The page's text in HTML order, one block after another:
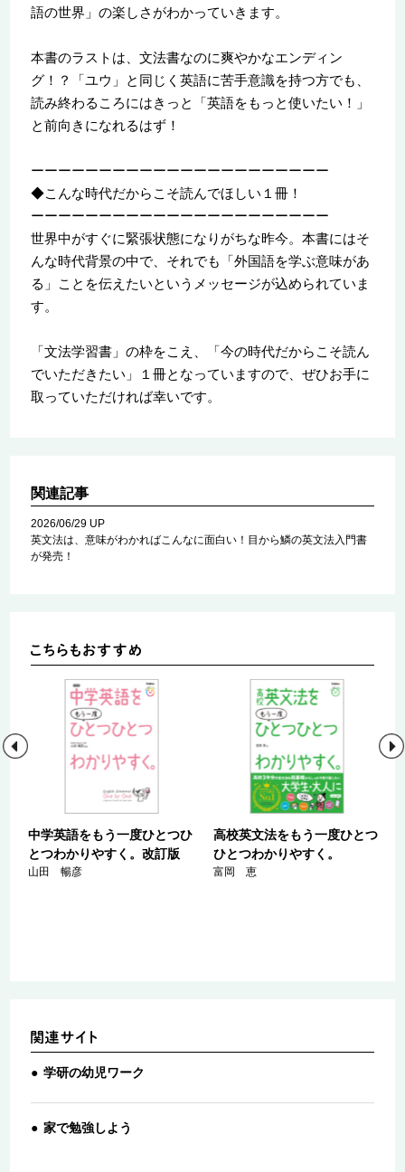
語の世界」の楽しさがわかっていきます。
本書のラストは、文法書なのに爽やかなエンディン
グ！？「ユウ」と同じく英語に苦手意識を持つ方でも、
読み終わるころにはきっと「英語をもっと使いたい！」
と前向きになれるはず！
ーーーーーーーーーーーーーーーーーーーーーー
◆こんな時代だからこそ読んでほしい１冊！
ーーーーーーーーーーーーーーーーーーーーーー
世界中がすぐに緊張状態になりがちな昨今。本書にはそ
んな時代背景の中で、それでも「外国語を学ぶ意味があ
る」ことを伝えたいというメッセージが込められていま
す。
「文法学習書」の枠をこえ、「今の時代だからこそ読ん
でいただきたい」１冊となっていますので、ぜひお手に
取っていただければ幸いです。
関連記事
2026/06/29 UP
英文法は、意味がわかればこんなに面白い！目から鱗の英文法入門書
が発売！
中学英語をもう一度ひとつひ
とつわかりやすく。改訂版
山田 暢彦
高校英文法をもう一度ひとつ
ひとつわかりやすく。
富岡 恵
学研の幼児ワーク
家で勉強しよう